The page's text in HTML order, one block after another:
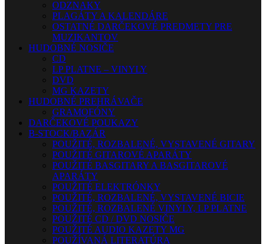
ODZNAKY
PLAGÁTY A KALENDÁRE
OSTATNÉ DARČEKOVÉ PREDMETY PRE
MUZIKANTOV
HUDOBNÉ NOSIČE
CD
LP PLATNE – VINYLY
DVD
MG KAZETY
HUDOBNÉ PREHRÁVAČE
GRAMOFÓNY
DARČEKOVÉ POUKAZY
B-STOCK/BAZÁR
POUŽITÉ, ROZBALENÉ, VYSTAVENÉ GITARY
POUŽITÉ GITAROVÉ APARÁTY
POUŽITÉ BASGITARY A BASGITAROVÉ
APARÁTY
POUŽITÉ ELEKTRÓNKY
POUŽITÉ, ROZBALENÉ, VYSTAVENÉ BICIE
POUŽITÉ, ROZBALENÉ VINYLY, LP PLATNE
POUŽITÉ CD / DVD NOSIČE
POUŽITÉ AUDIO KAZETY MG
POUŽÍVANÁ LITERATÚRA